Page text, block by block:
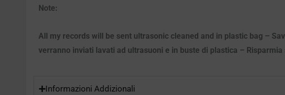
Note:
All my records will be sent ultrasonic cleaned and in plastic bag –
verranno inviati lavati ad ultrasuoni e in buste di plastica –
Informazioni Addizionali